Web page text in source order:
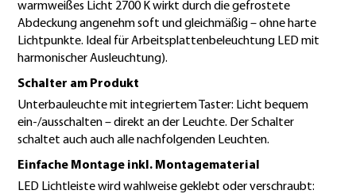
warmweißes Licht 2700 K wirkt durch die gefrostete
Abdeckung angenehm soft und gleichmäßig – ohne harte
Lichtpunkte. Ideal für Arbeitsplattenbeleuchtung LED mit
harmonischer Ausleuchtung).
Schalter am Produkt
Unterbauleuchte mit integriertem Taster: Licht bequem
ein-/ausschalten – direkt an der Leuchte. Der Schalter
schaltet auch auch alle nachfolgenden Leuchten.
Einfache Montage inkl. Montagematerial
LED Lichtleiste wird wahlweise geklebt oder verschraubt: